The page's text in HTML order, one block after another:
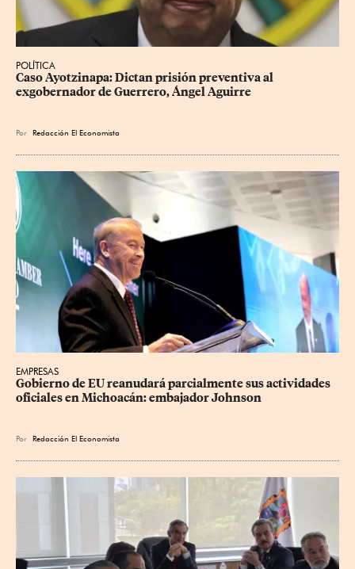
POLÍTICA
Caso Ayotzinapa: Dictan prisión preventiva al
exgobernador de Guerrero, Ángel Aguirre
Por Redacción El Economista
EMPRESAS
Gobierno de EU reanudará parcialmente sus actividades
oficiales en Michoacán: embajador Johnson
Por Redacción El Economista